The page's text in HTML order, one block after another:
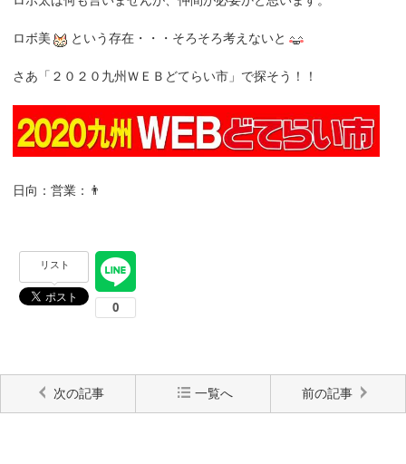
ロボ美 という存在・・・そろそろ考えないと
さあ「２０２０九州ＷＥＢどてらい市」で探そう！！
日向：営業：👨
リスト
次の記事 一覧へ 前の記事